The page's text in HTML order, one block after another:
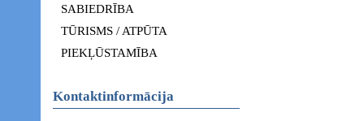
SABIEDRĪBA
TŪRISMS / ATPŪTA
PIEKĻŪSTAMĪBA
Kontaktinformācija